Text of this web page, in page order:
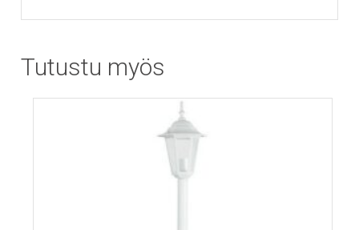
Tutustu myös